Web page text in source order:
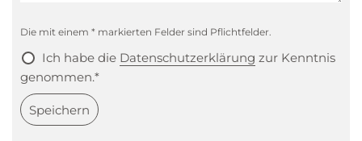
Die mit einem * markierten Felder sind Pflichtfelder.
Ich habe die Datenschutzerklärung zur Kenntnis
genommen.*
Speichern